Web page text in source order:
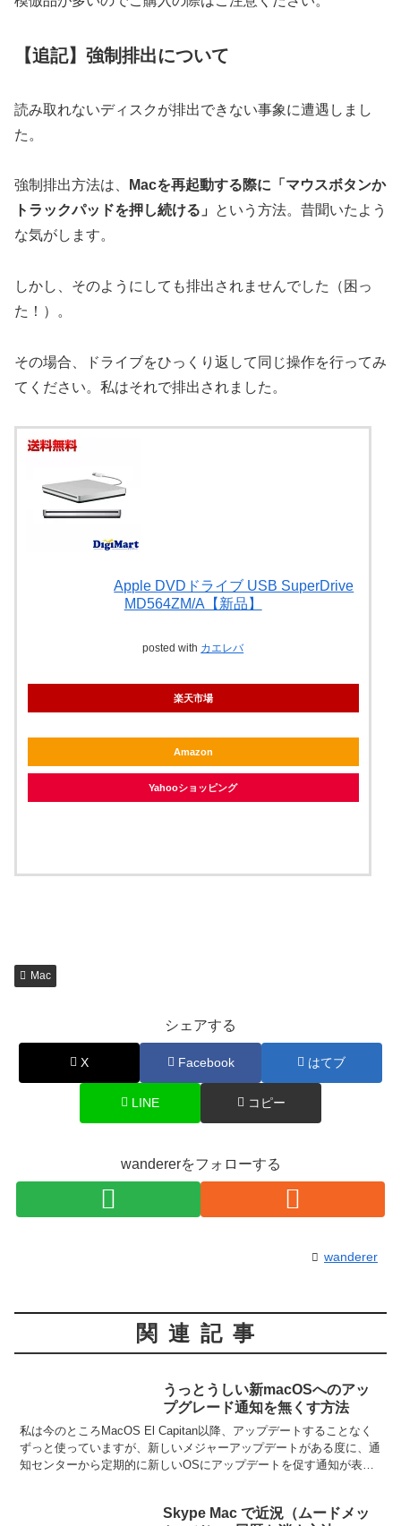
【追記】強制排出について
読み取れないディスクが排出できない事象に遭遇しまし
た。
強制排出方法は、
Macを再起動する際に「マウスボタンか
トラックパッドを押し続ける」
という方法。昔聞いたよう
な気がします。
しかし、そのようにしても排出されませんでした（困っ
た！）。
その場合、ドライブをひっくり返して同じ操作を行ってみ
てください。私はそれで排出されました。
Apple DVDドライブ USB SuperDrive
MD564ZM/A【新品】
posted with カエレバ
楽天市場
Amazon
Yahooショッピング
Mac
シェアする
X Facebook はてブ
LINE コピー
wandererをフォローする
wanderer
関連記事
うっとうしい新macOSへのアッ
プグレード通知を無くす方法
私は今のところMacOS El Capitan以降、アップデートすることなく
ずっと使っていますが、新しいメジャーアップデートがある度に、通
知センターから定期的に新しいOSにアップデートを促す通知が表示
Skype Mac で近況（ムードメッ